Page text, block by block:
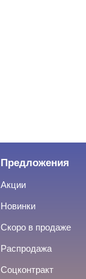
Предложения
Акции
Новинки
Скоро в продаже
Распродажа
Соцконтракт